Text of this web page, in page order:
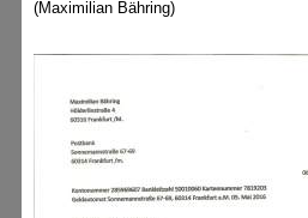
(Maximilian Bähring)